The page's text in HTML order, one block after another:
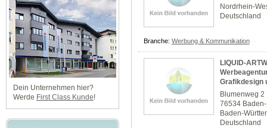
Dein Unternehmen hier?
Werde First Class Kunde!
Nordrhein-
Deutschland
Branche: Werbung & Kommunikation
LIQUID-
Grafikdesign
Blumenweg 2
76534
Baden-
Deutschland